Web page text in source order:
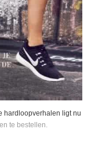
hardloopverhalen ligt nu
te bestellen.